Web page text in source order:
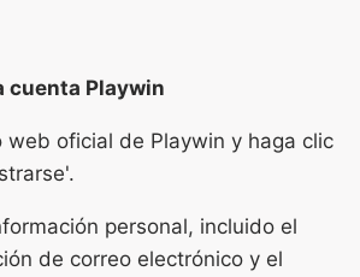
cuenta Playwin
web oficial de Playwin y haga clic
personal, incluido el
de correo electrónico y el